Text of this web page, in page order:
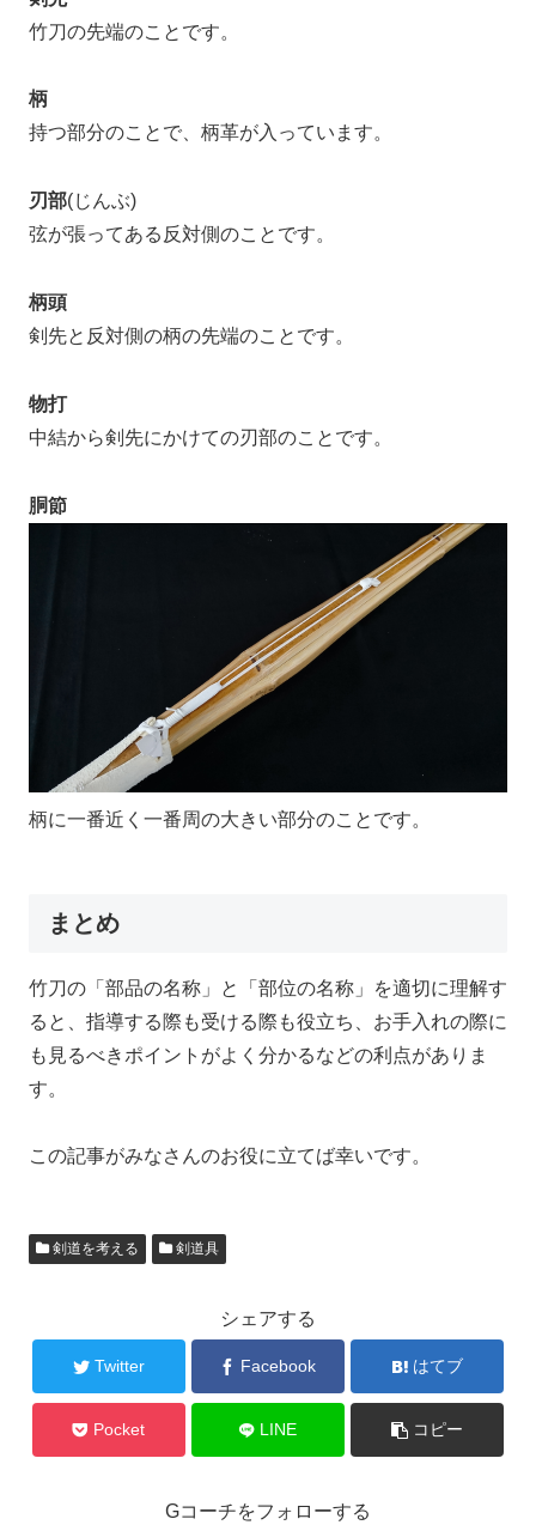
竹刀の先端のことです。
柄
持つ部分のことで、柄革が入っています。
刃部(じんぶ)
弦が張ってある反対側のことです。
柄頭
剣先と反対側の柄の先端のことです。
物打
中結から剣先にかけての刃部のことです。
胴節
柄に一番近く一番周の大きい部分のことです。
まとめ
竹刀の「部品の名称」と「部位の名称」を適切に理解す
ると、指導する際も受ける際も役立ち、お手入れの際に
も見るべきポイントがよく分かるなどの利点がありま
す。
この記事がみなさんのお役に立てば幸いです。
剣道を考える 剣道具
シェアする
Twitter Facebook はてブ
Pocket LINE コピー
Gコーチをフォローする